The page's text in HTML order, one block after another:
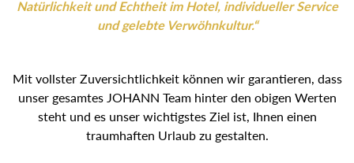
Umgang, Natürlichkeit und Echtheit im Hotel,
individueller Service und gelebte Verwöhnkultur.“
Mit vollster Zuversichtlichkeit können wir garantieren, dass
unser gesamtes JOHANN Team hinter den obigen Werten
steht und es unser wichtigstes Ziel ist, Ihnen einen
traumhaften Urlaub zu gestalten.